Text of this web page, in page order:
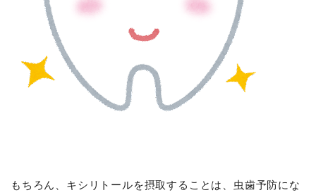
もちろん、キシリトールを摂取することは、虫歯予防にな